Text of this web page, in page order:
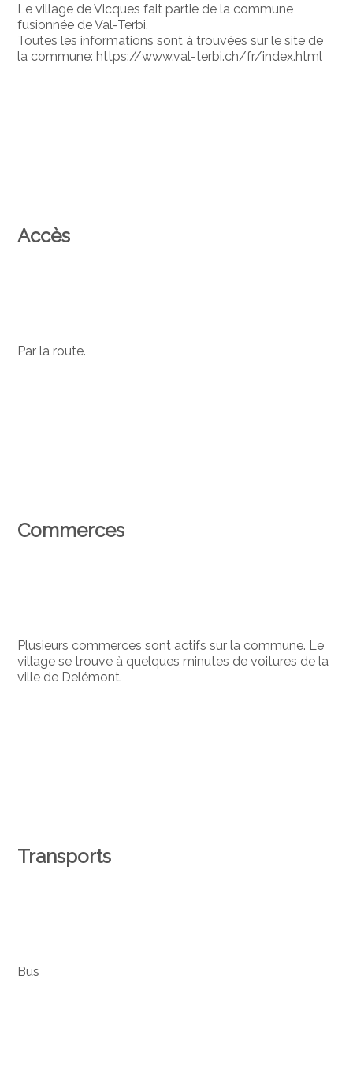
Le village de Vicques fait partie de la commune
fusionnée de Val-Terbi.
Toutes les informations sont à trouvées sur le site de
la commune: https://www.val-terbi.ch/fr/index.html
Accès
Par la route.
Commerces
Plusieurs commerces sont actifs sur la commune. Le
village se trouve à quelques minutes de voitures de la
ville de Delémont.
Transports
Bus